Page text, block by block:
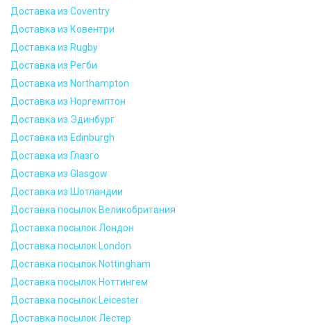
Доставка из Coventry
Доставка из Ковентри
Доставка из Rugby
Доставка из Регби
Доставка из Northampton
Доставка из Норгемптон
Доставка из Эдинбург
Доставка из Edinburgh
Доставка из Глазго
Доставка из Glasgow
Доставка из Шотландии
Доставка посылок Великобритания
Доставка посылок Лондон
Доставка посылок London
Доставка посылок Nottingham
Доставка посылок Ноттингем
Доставка посылок Leicester
Доставка посылок Лестер